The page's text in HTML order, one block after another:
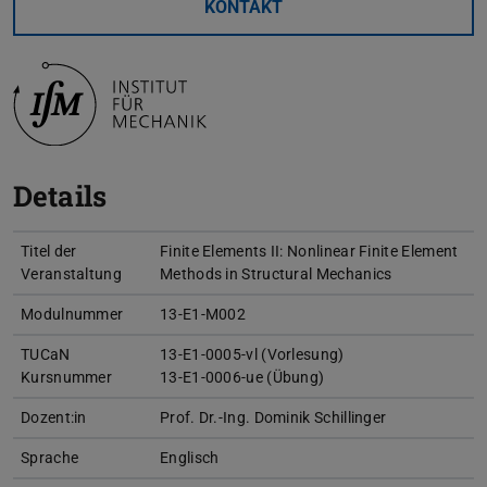
KONTAKT
Details
Titel der
Veranstaltung
Finite Elements II: Nonlinear Finite Element
Methods in Structural Mechanics
Modulnummer 13-E1-M002
TUCaN
Kursnummer
13-E1-0005-vl (Vorlesung)
13-E1-0006-ue (Übung)
Dozent:in Prof. Dr.-Ing. Dominik Schillinger
Sprache Englisch